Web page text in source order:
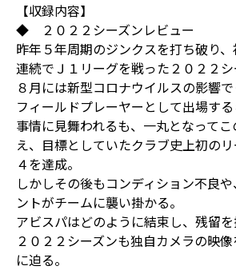
【収録内容】
◆ ２０２２シーズンレビュー
昨年５年周期のジンクスを打ち破り
連続でＪ１リーグを戦った２０２２
８月には新型コロナウイルスの影響
フィールドプレーヤーとして出場す
事情に見舞われるも、一丸となって
え、目標としていたクラブ史上初の
４を達成。
しかしその後もコンディション不良
ントがチームに襲い掛かる。
アビスパはどのように結束し、残留を
２０２２シーズンも独自カメラの映
に迫る。